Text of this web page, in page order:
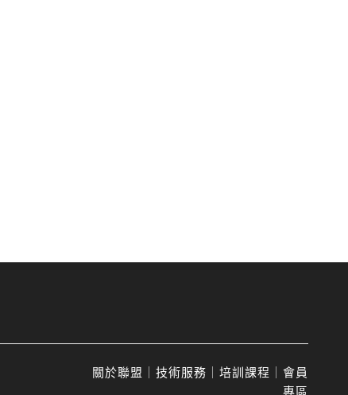
關於聯盟 技術服務 培訓課程
會員
專區